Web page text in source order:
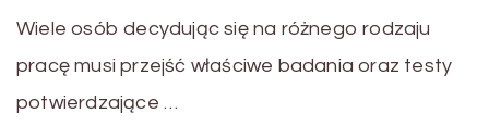
Wiele osób decydując się na różnego rodzaju
pracę musi przejść właściwe badania oraz testy
potwierdzające …